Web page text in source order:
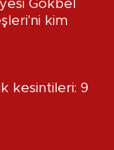
Gökbel
kim
kesintileri: 9